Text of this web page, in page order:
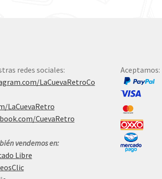
redes sociales:
LaCuevaRetroCo
LaCuevaRetro
CuevaRetro
vendemos en:
Libre
Aceptamos: